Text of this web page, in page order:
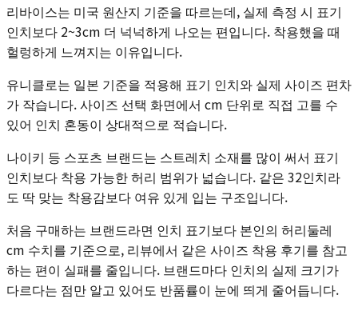
리바이스는 미국 원산지 기준을 따르는데, 실제 측정 시 표기
인치보다 2~3cm 더 넉넉하게 나오는 편입니다. 착용했을 때
헐렁하게 느껴지는 이유입니다.
유니클로는 일본 기준을 적용해 표기 인치와 실제 사이즈 편차
가 작습니다. 사이즈 선택 화면에서 cm 단위로 직접 고를 수
있어 인치 혼동이 상대적으로 적습니다.
나이키 등 스포츠 브랜드는 스트레치 소재를 많이 써서 표기
인치보다 착용 가능한 허리 범위가 넓습니다. 같은 32인치라
도 딱 맞는 착용감보다 여유 있게 입는 구조입니다.
처음 구매하는 브랜드라면 인치 표기보다 본인의 허리둘레
cm 수치를 기준으로, 리뷰에서 같은 사이즈 착용 후기를 참고
하는 편이 실패를 줄입니다. 브랜드마다 인치의 실제 크기가
다르다는 점만 알고 있어도 반품률이 눈에 띄게 줄어듭니다.